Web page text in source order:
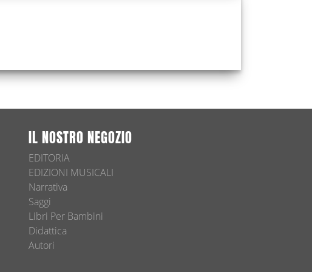
IL NOSTRO NEGOZIO
EDITORIA
EDIZIONI MUSICALI
Narrativa
Saggi
Libri Per Bambini
Didattica
Autori